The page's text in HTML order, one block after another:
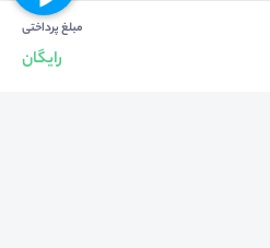
مبلغ پرداختی
رایگان